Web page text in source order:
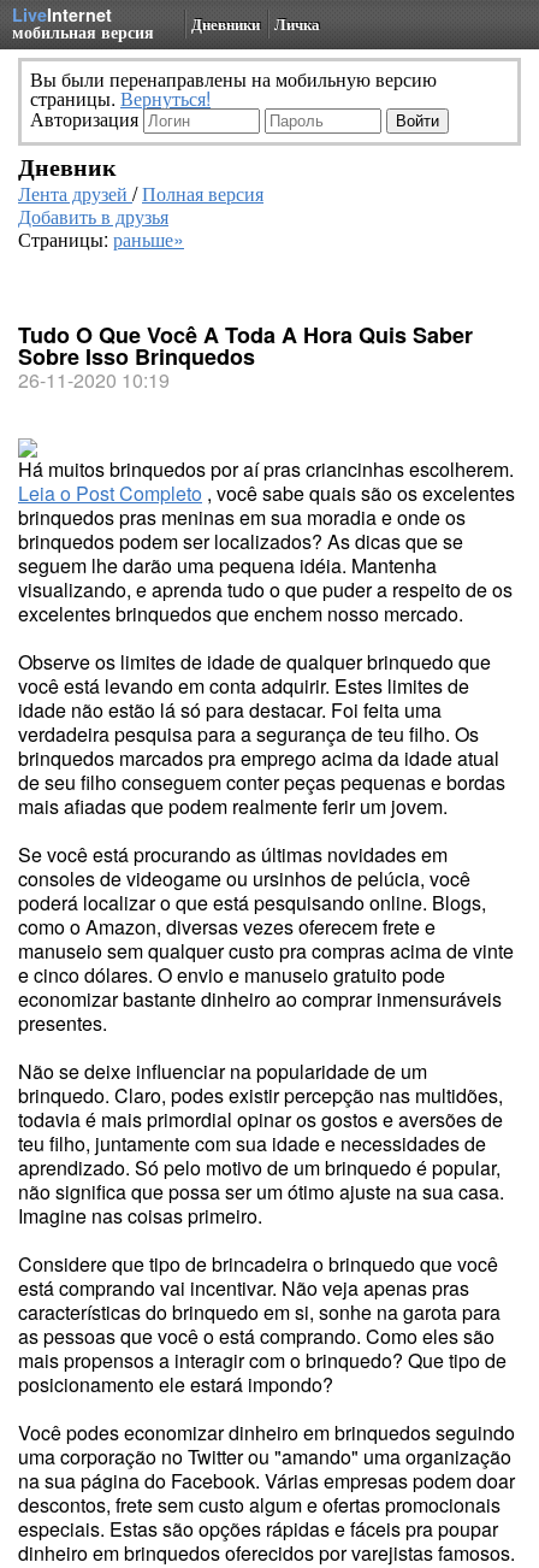
LiveInternet
мобильная версия Дневники Личка
Вы были перенаправлены на мобильную версию
страницы. Вернуться!
Авторизация
Дневник
Лента друзей /Полная версия
Добавить в друзья
Страницы: раньше»
Tudo O Que Você A Toda A Hora Quis Saber
Sobre Isso Brinquedos
26-11-2020 10:19
Há muitos brinquedos por aí pras criancinhas escolherem.
Leia o Post Completo , você sabe quais são os excelentes
brinquedos pras meninas em sua moradia e onde os
brinquedos podem ser localizados? As dicas que se
seguem lhe darão uma pequena idéia. Mantenha
visualizando, e aprenda tudo o que puder a respeito de os
excelentes brinquedos que enchem nosso mercado.
Observe os limites de idade de qualquer brinquedo que
você está levando em conta adquirir. Estes limites de
idade não estão lá só para destacar. Foi feita uma
verdadeira pesquisa para a segurança de teu filho. Os
brinquedos marcados pra emprego acima da idade atual
de seu filho conseguem conter peças pequenas e bordas
mais afiadas que podem realmente ferir um jovem.
Se você está procurando as últimas novidades em
consoles de videogame ou ursinhos de pelúcia, você
poderá localizar o que está pesquisando online. Blogs,
como o Amazon, diversas vezes oferecem frete e
manuseio sem qualquer custo pra compras acima de vinte
e cinco dólares. O envio e manuseio gratuito pode
economizar bastante dinheiro ao comprar inmensuráveis
presentes.
Não se deixe influenciar na popularidade de um
brinquedo. Claro, podes existir percepção nas multidões,
todavia é mais primordial opinar os gostos e aversões de
teu filho, juntamente com sua idade e necessidades de
aprendizado. Só pelo motivo de um brinquedo é popular,
não significa que possa ser um ótimo ajuste na sua casa.
Imagine nas coisas primeiro.
Considere que tipo de brincadeira o brinquedo que você
está comprando vai incentivar. Não veja apenas pras
características do brinquedo em si, sonhe na garota para
as pessoas que você o está comprando. Como eles são
mais propensos a interagir com o brinquedo? Que tipo de
posicionamento ele estará impondo?
Você podes economizar dinheiro em brinquedos seguindo
uma corporação no Twitter ou "amando" uma organização
na sua página do Facebook. Várias empresas podem doar
descontos, frete sem custo algum e ofertas promocionais
especiais. Estas são opções rápidas e fáceis pra poupar
dinheiro em brinquedos oferecidos por varejistas famosos.